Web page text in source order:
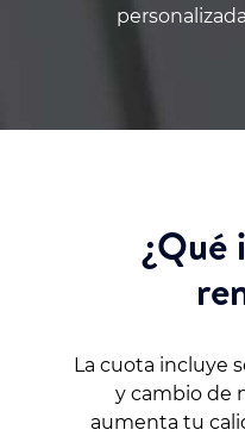
¿Qué
La cuota incluye
y cambio de
aumenta tu